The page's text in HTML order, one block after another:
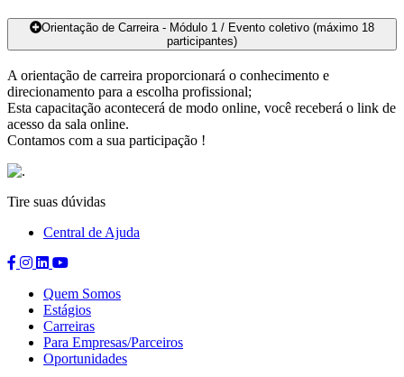
Orientação de Carreira - Módulo 1 / Evento coletivo (máximo 18
participantes)
A orientação de carreira proporcionará o conhecimento e
direcionamento para a escolha profissional;
Esta capacitação acontecerá de modo online, você receberá o link de
acesso da sala online.
Contamos com a sua participação !
Tire suas dúvidas
Central de Ajuda
Compartilhar
Facebook
Compartilhar
Instagram
Compartilhar
Linkedin
Compartilhar
Youtube
Quem Somos
Estágios
Carreiras
Para Empresas/Parceiros
Oportunidades